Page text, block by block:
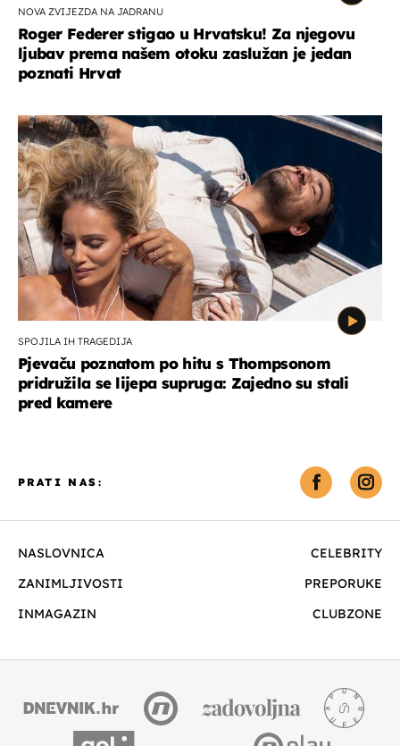
NOVA ZVIJEZDA NA JADRANU
Roger Federer stigao u Hrvatsku! Za njegovu
ljubav prema našem otoku zaslužan je jedan
poznati Hrvat
SPOJILA IH TRAGEDIJA
Pjevaču poznatom po hitu s Thompsonom
pridružila se lijepa supruga: Zajedno su stali
pred kamere
NASLOVNICA
CELEBRITY
ZANIMLJIVOSTI
PREPORUKE
INMAGAZIN
CLUBZONE
PRATI NAS: